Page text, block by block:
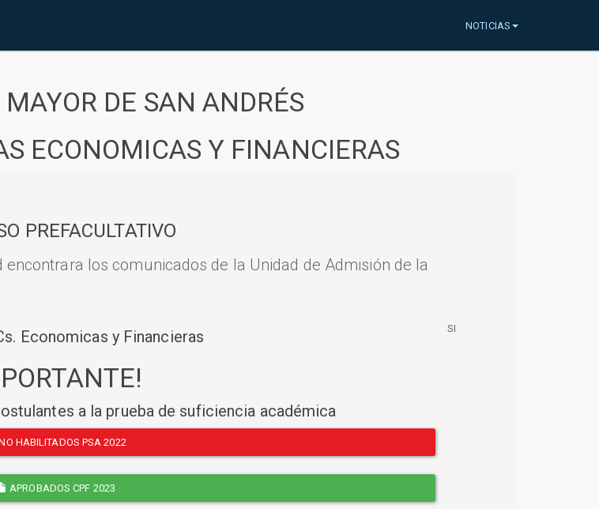
NOTICIAS
DE SAN ANDRÉS
ECONOMICAS Y FINANCIERAS
PREFACULTATIVO
los comunicados de la Unidad de Admisión de la
Economicas y Financieras
a la prueba de suficiencia académica
HABILITADOS PSA 2022
APROBADOS CPF 2023
SI